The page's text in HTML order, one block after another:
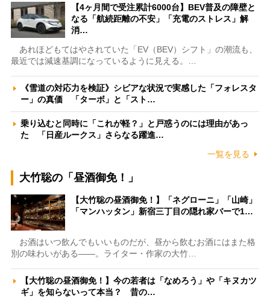
【4ヶ月間で受注累計6000台】BEV普及の障壁と
なる「航続距離の不安」「充電のストレス」解
消…
あれほどもてはやされていた「EV（BEV）シフト」の潮流も、
最近では減速基調になっているように見える。…
《雪道の対応力を検証》シビアな状況で実感した「フォレスタ
ー」の真価 「ターボ」と「スト…
乗り込むと同時に「これが軽？」と戸惑うのには理由があっ
た 「日産ルークス」さらなる躍進…
一覧を見る
大竹聡の「昼酒御免！」
【大竹聡の昼酒御免！】「ネグローニ」「山崎」
「マンハッタン」新宿三丁目の隠れ家バーで1…
お酒はいつ飲んでもいいものだが、昼から飲むお酒にはまた格
別の味わいがある――。ライター・作家の大竹…
【大竹聡の昼酒御免！】今の若者は「なめろう」や「キヌカツ
ギ」を知らないって本当？ 昔の…